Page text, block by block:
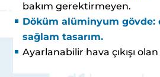
bakım gerektirmeyen.
Döküm alüminyum gövde:
sağlam tasarım.
Ayarlanabilir hava çıkışı